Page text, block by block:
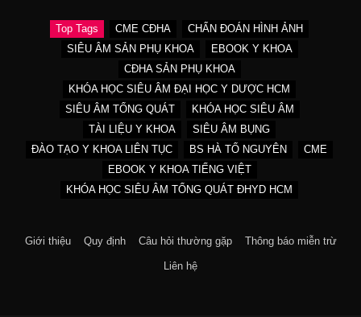
Top Tags CME CĐHA
CHẨN ĐOÁN HÌNH ẢNH
SIÊU ÂM SẢN PHỤ KHOA
EBOOK Y KHOA
CĐHA SẢN PHỤ KHOA
KHÓA HỌC SIÊU ÂM ĐẠI HỌC Y DƯỢC HCM
SIÊU ÂM TỔNG QUÁT
KHÓA HỌC SIÊU ÂM
TÀI LIỆU Y KHOA
SIÊU ÂM BỤNG
ĐÀO TẠO Y KHOA LIÊN TỤC
BS HÀ TỐ NGUYÊN
CME
EBOOK Y KHOA TIẾNG VIỆT
KHÓA HỌC SIÊU ÂM TỔNG QUÁT ĐHYD HCM
Giới thiệu Quy định Câu hỏi thường gặp Thông báo miễn trừ
Liên hệ